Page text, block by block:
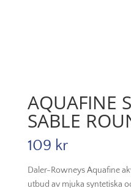
AQUAFINE
SABLE
109 kr
Daler-Rowneys Aquafine
utbud av mjuka syntetiska